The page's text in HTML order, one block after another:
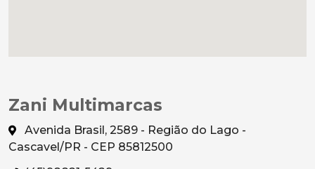
Zani Multimarcas
Avenida Brasil, 2589 - Região do Lago -
Cascavel/PR - CEP 85812500